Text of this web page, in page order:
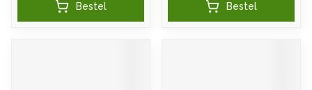
Bestel Bestel